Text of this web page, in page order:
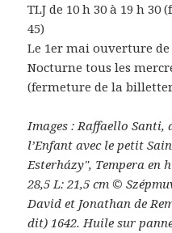
TLJ de 10 h 30 à 19 h 30
45)
Le 1er mai ouverture de
Nocturne tous les
(fermeture de la
Images : Raffaello Santi,
l’Enfant avec le petit
Esterházy", Tempera en
28,5 L: 21,5 cm ©
David et Jonathan de
dit) 1642. Huile sur